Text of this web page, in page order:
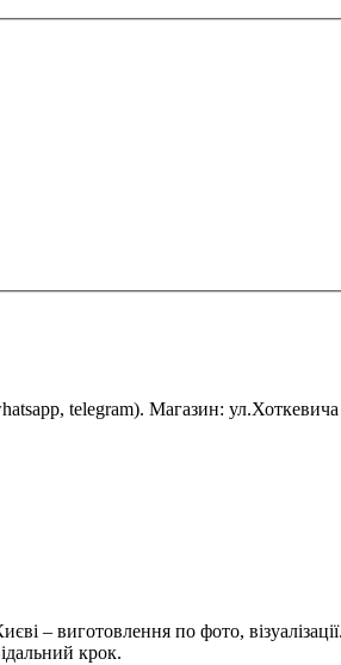
telegram). Магазин:
– виготовлення по фото,
крок.